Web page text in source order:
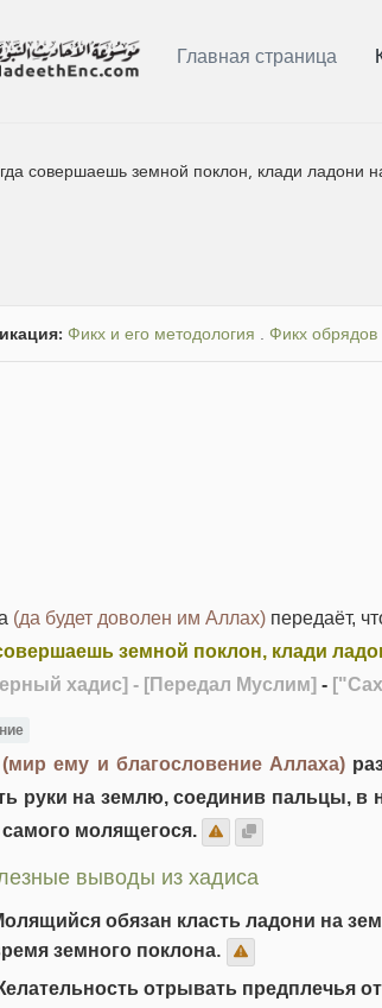
Главная страница
совершаешь земной поклон, клади ладони
Фикх и его методология . Фикх
(да будет доволен им Аллах) передаёт,
земной поклон, клади
хадис] - [Передал Муслим] -
(мир ему и благословение Аллаха)
руки на землю, соединив пальцы, в
молящегося.
выводы из хадиса
обязан класть ладони на
земного поклона.
отрывать предплечья